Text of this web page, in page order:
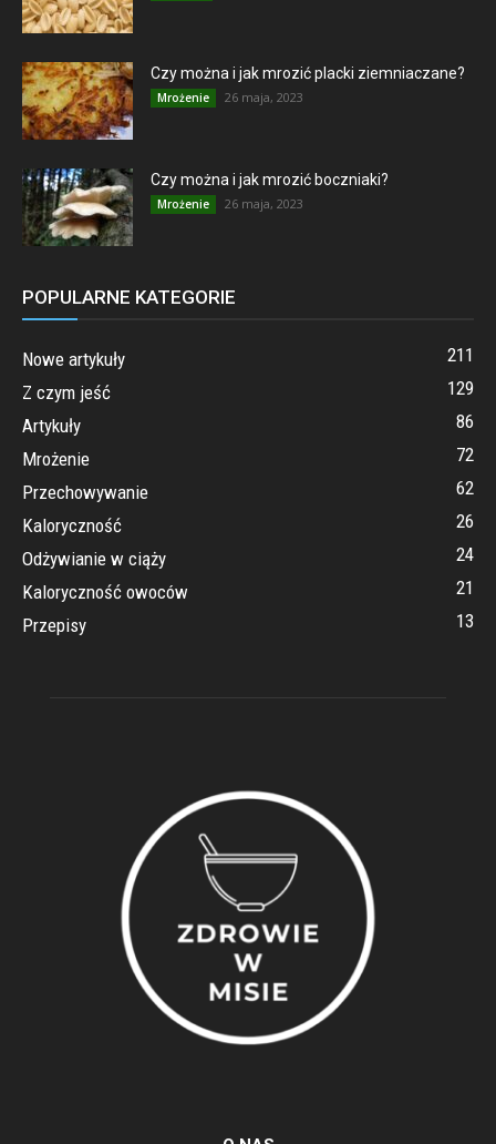
Czy można i jak mrozić placki ziemniaczane?
Mrożenie 26 maja, 2023
Czy można i jak mrozić boczniaki?
Mrożenie 26 maja, 2023
POPULARNE KATEGORIE
Nowe artykuły
211
Z czym jeść
129
Artykuły
86
Mrożenie
72
Przechowywanie
62
Kaloryczność
26
Odżywianie w ciąży
24
Kaloryczność owoców
21
Przepisy
13